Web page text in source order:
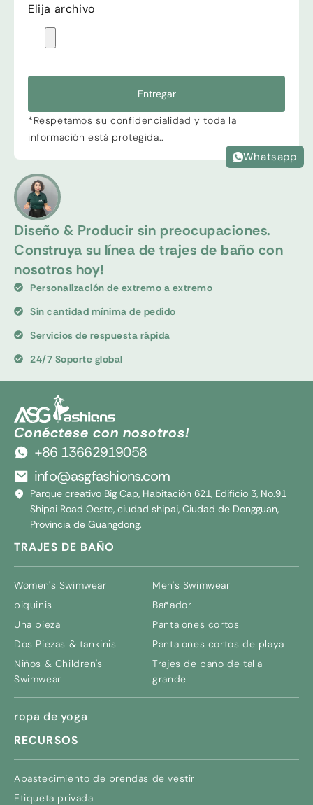
Diseño & Producir sin preocupaciones.
Construya su línea de trajes de baño con
nosotros hoy!
Personalización de extremo a extremo
Sin cantidad mínima de pedido
Servicios de respuesta rápida
24/7 Soporte global
Elija archivo
Entregar
*Respetamos su confidencialidad y toda la
información está protegida..
Conéctese con nosotros!
+86 13662919058
info@asgfashions.com
Parque creativo Big Cap, Habitación 621, Edificio 3, No.91
Shipai Road Oeste, ciudad shipai, Ciudad de Dongguan,
Provincia de Guangdong.
TRAJES DE BAÑO
Women's Swimwear
biquinis
Una pieza
Dos Piezas & tankinis
Niños & Children's
Swimwear
Men's Swimwear
Bañador
Pantalones cortos
Pantalones cortos de playa
Trajes de baño de talla
grande
ropa de yoga
RECURSOS
Abastecimiento de prendas de vestir
Etiqueta privada
Whatsapp